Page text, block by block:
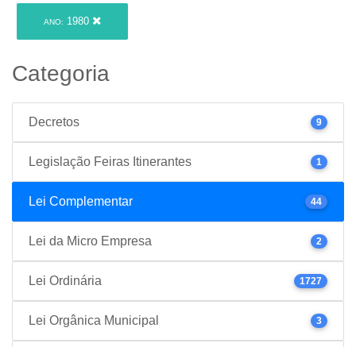
ANO: 1980
Categoria
Decretos 9
Legislação Feiras Itinerantes 1
Lei Complementar 44
Lei da Micro Empresa 2
Lei Ordinária 1727
Lei Orgânica Municipal 3